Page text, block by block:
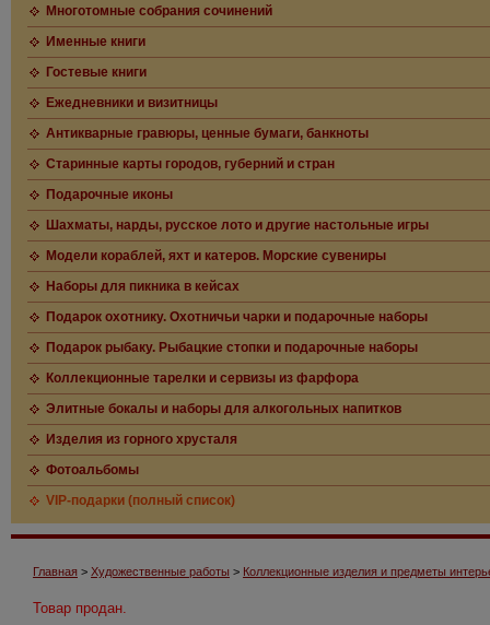
Многотомные собрания сочинений
Именные книги
Гостевые книги
Ежедневники и визитницы
Антикварные гравюры, ценные бумаги, банкноты
Старинные карты городов, губерний и стран
Подарочные иконы
Шахматы, нарды, русское лото и другие настольные игры
Модели кораблей, яхт и катеров. Морские сувениры
Наборы для пикника в кейсах
Подарок охотнику. Охотничьи чарки и подарочные наборы
Подарок рыбаку. Рыбацкие стопки и подарочные наборы
Коллекционные тарелки и сервизы из фарфора
Элитные бокалы и наборы для алкогольных напитков
Изделия из горного хрусталя
Фотоальбомы
VIP-подарки (полный список)
Главная > Художественные работы > Коллекционные изделия и предметы
Товар продан.